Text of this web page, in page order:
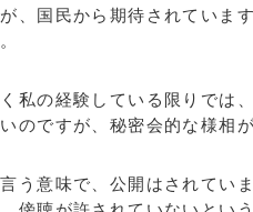
、国民から期待されていま
私の経験している限りでは
のですが、秘密会的な様相
う意味で、公開はされてい